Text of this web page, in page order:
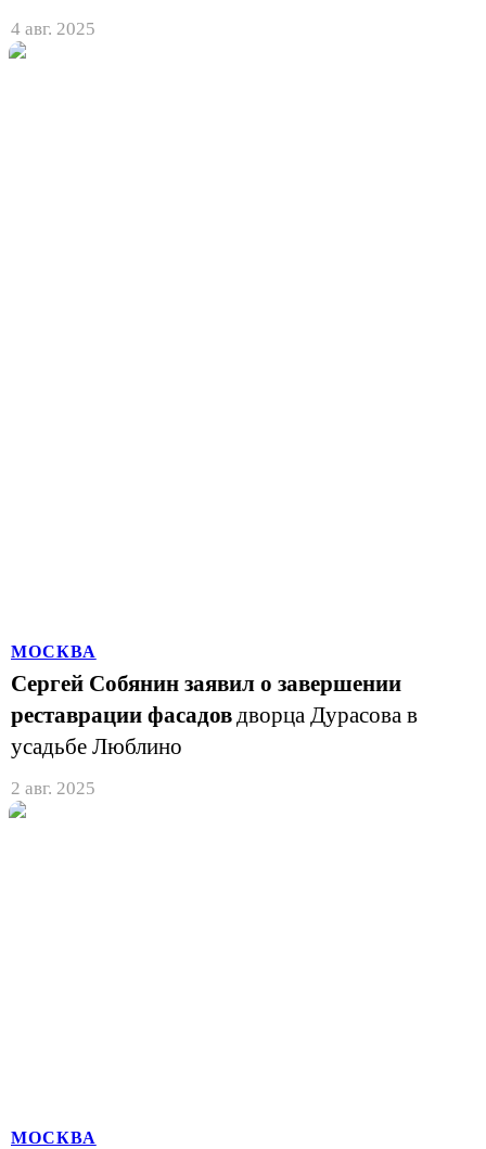
4 авг. 2025
МОСКВА
Сергей Собянин заявил о завершении
реставрации фасадов дворца Дурасова в
усадьбе Люблино
2 авг. 2025
МОСКВА